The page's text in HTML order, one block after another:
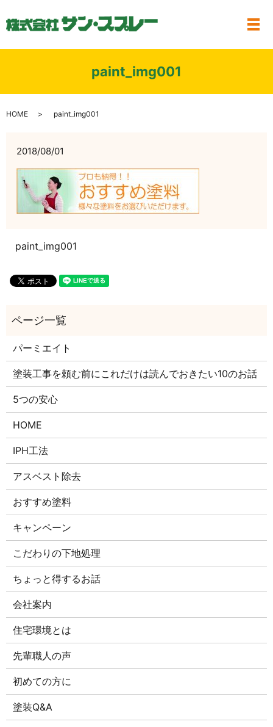
メ
paint_img001
HOME paint_img001
2018/08/01
paint_img001
パーミエイト
塗装工事を頼む前にこれだけは読んでおきたい10のお話
5つの安心
HOME
IPH工法
アスベスト除去
おすすめ塗料
キャンペーン
こだわりの下地処理
ちょっと得するお話
会社案内
住宅環境とは
先輩職人の声
初めての方に
塗装Q&A